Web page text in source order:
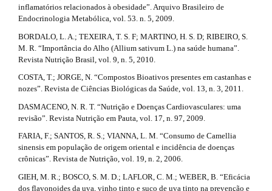
t
r
p
3
.
a
c
e
s
s
i
b
e
3
.
a
r
t
i
c
l
e
inflamatórios relacionados à obesidade”. Arquivo Brasileiro de
Endocrinologia Metabólica, vol. 53. n. 5, 2009.
BORDALO, L. A.; TEXEIRA, T. S. F; MARTINO, H. S. D; RIBEIRO, S.
M. R. “Importância do Alho (Allium sativum L.) na saúde humana”.
Revista Nutrição Brasil, vol. 9, n. 5, 2010.
COSTA, T.; JORGE, N. “Compostos Bioativos presentes em castanhas e
nozes”. Revista de Ciências Biológicas da Saúde, vol. 13, n. 3, 2011.
DASMACENO, N. R. T. “Nutrição e Doenças Cardiovasculares: uma
revisão”. Revista Nutrição em Pauta, vol. 17, n. 97, 2009.
FARIA, F.; SANTOS, R. S.; VIANNA, L. M. “Consumo de Camellia
sinensis em população de origem oriental e incidência de doenças
crônicas”. Revista de Nutrição, vol. 19, n. 2, 2006.
GIEH, M. R.; BOSCO, S. M. D.; LAFLOR, C. M.; WEBER, B. “Eficácia
dos flavonoides da uva, vinho tinto e suco de uva tinto na prevenção e